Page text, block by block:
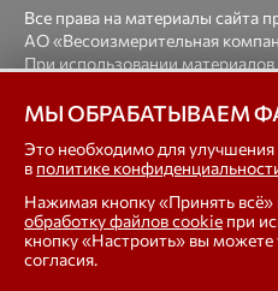
Все права на материалы сайта
АО «Весоизмерительная
При использовании
© 1998-2026
платформенные, крановые,
автомобильные весы, весовые
тензодатчики
МЫ ОБРАБАТЫВАЕМ
Это необходимо для
в политике
Нажимая кнопку «Принять всё»
обработку файлов cookie при
кнопку «Настроить» вы можете
согласия.